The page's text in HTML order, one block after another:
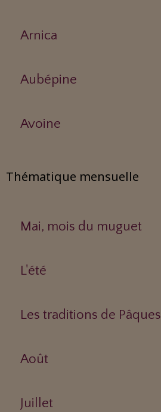
Arnica
Aubépine
Avoine
Thématique mensuelle
Mai, mois du muguet
L'été
Les traditions de Pâques
Août
Juillet